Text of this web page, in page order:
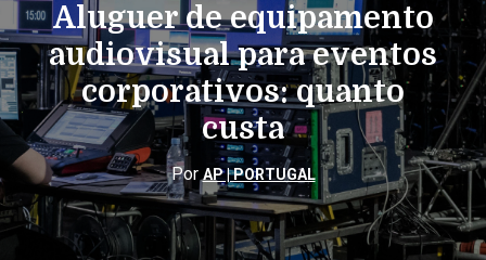
Aluguer de equipamento
audiovisual para eventos
corporativos: quanto
custa
PorAP | PORTUGAL